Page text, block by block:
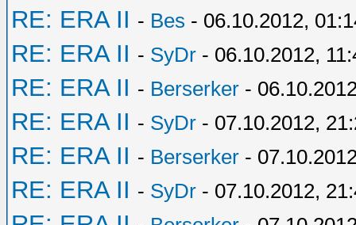
RE: ERA II - Bes - 06.10.2012,
RE: ERA II - SyDr - 06.10.2012,
RE: ERA II - Berserker -
RE: ERA II - SyDr - 07.10.2012,
RE: ERA II - Berserker -
RE: ERA II - SyDr - 07.10.2012,